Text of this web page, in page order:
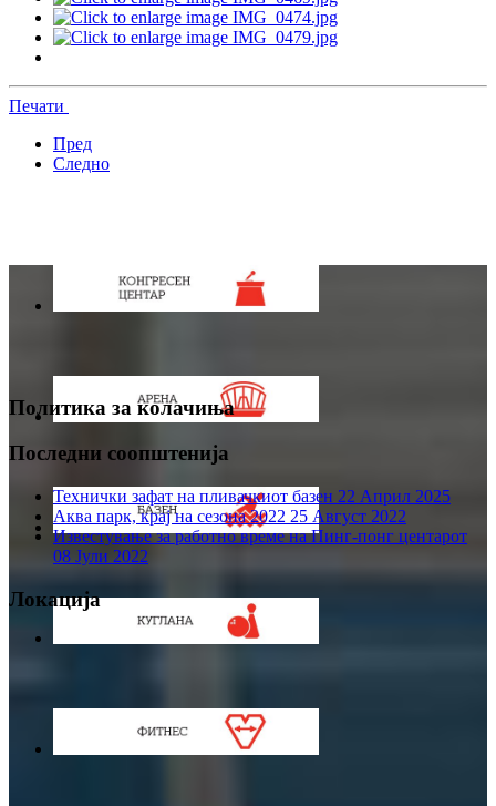
Печати
Пред
Следно
Политика за колачиња
Последни соопштенија
Технички зафат на пливачкиот базен 22 Април 2025
Аква парк, крај на сезона 2022 25 Август 2022
Известување за работно време на Пинг-понг центарот
08 Јули 2022
Локација